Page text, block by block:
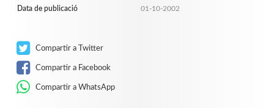
Data de publicació
01-10-2002
Compartir a Twitter
Compartir a Facebook
Compartir a WhatsApp